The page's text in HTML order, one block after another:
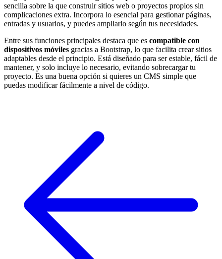
sencilla sobre la que construir sitios web o proyectos propios sin
complicaciones extra. Incorpora lo esencial para gestionar páginas,
entradas y usuarios, y puedes ampliarlo según tus necesidades.
Entre sus funciones principales destaca que es compatible con
dispositivos móviles gracias a Bootstrap, lo que facilita crear sitios
adaptables desde el principio. Está diseñado para ser estable, fácil de
mantener, y solo incluye lo necesario, evitando sobrecargar tu
proyecto. Es una buena opción si quieres un CMS simple que
puedas modificar fácilmente a nivel de código.